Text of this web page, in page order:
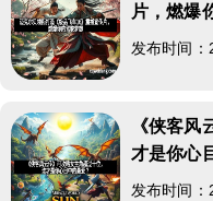
片，燃爆
发布时间
《侠客
才是你心
发布时间